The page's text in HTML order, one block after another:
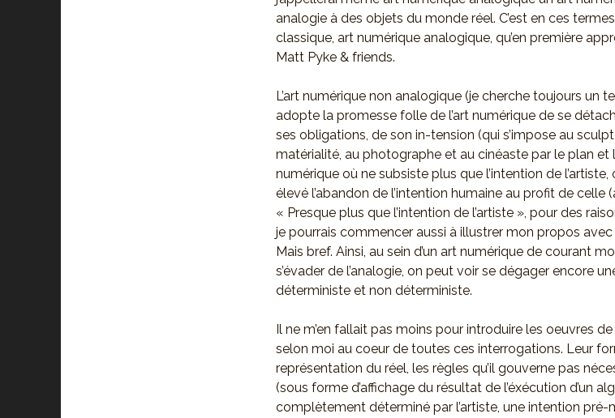
analogie à des objets du monde réel. C’est en ces
classique, art numérique analogique, qu’en première
Matt Pyke & friends.
L’art numérique non analogique (je cherche toujours un
adopte la promesse folle de l’art numérique de se
ses obligations, de son in-tension (qui s’impose au
matérialité, au photographe et au cinéaste par le plan et
numérique où ne subsiste plus que l’intention de
élevé l’abandon de l’intention humaine au profit de celle
« Presque plus que l’intention de l’artiste », pour des
je pourrais commencer aussi à illustrer mon propos
Mais bref. Ainsi, au sein d’un art numérique de courant
s’évader de l’analogie, on peut voir se dégager encore
déterministe et non déterministe.
Il ne m’en fallait pas moins pour introduire les oeuvres
selon moi au coeur de toutes ces interrogations. Leur
représentation du réel, les règles qu’il gouverne pas
(sous forme d’affichage du résultat de l’éxécution d’un
complètement déterminé par l’artiste, une intention pré-